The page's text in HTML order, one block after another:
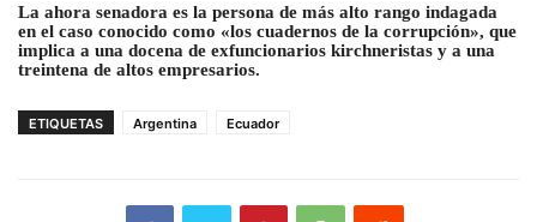
La ahora senadora es la persona de más alto rango indagada
en el caso conocido como «los cuadernos de la corrupción», que
implica a una docena de exfuncionarios kirchneristas y a una
treintena de altos empresarios.
ETIQUETAS Argentina Ecuador